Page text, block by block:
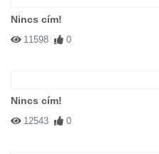
Nincs cím!
11598 0
Nincs cím!
12543 0